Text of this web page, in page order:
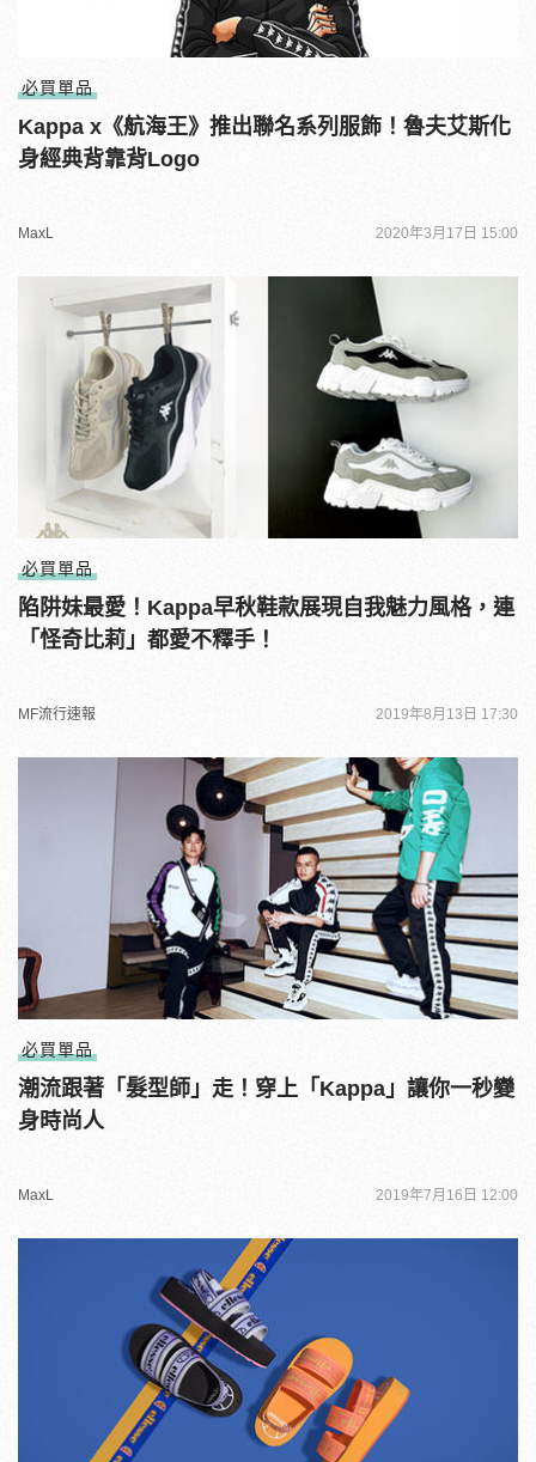
必買單品
Kappa x《航海王》推出聯名系列服飾！魯夫艾斯化
身經典背靠背Logo
MaxL 2020年3月17日 15:00
必買單品
陷阱妹最愛！Kappa早秋鞋款展現自我魅力風格，連
「怪奇比莉」都愛不釋手！
MF流行速報 2019年8月13日 17:30
必買單品
潮流跟著「髮型師」走！穿上「Kappa」讓你一秒變
身時尚人
MaxL 2019年7月16日 12:00